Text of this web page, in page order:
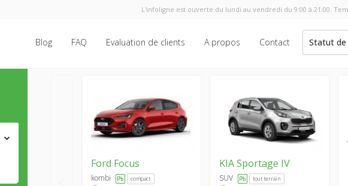
L'infoligne est ouverte du lundi au vendredi du 9:00 à 21:00.
Blog FAQ Evaluation de clients A propos Contact Statut de
Ford Focus
kombi compact
KIASportage IV
SUV tout terrain